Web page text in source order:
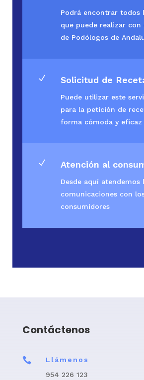
Podrá encontrar todos
que puede realizar con
de Podólogos de
N Solicitud de
Puede utilizar este
para la petición de
forma cómoda y eficaz
N Atención al
Desde aquí atendemos
comunicaciones con
consumidores
Contáctenos

Llámenos
954 226 123